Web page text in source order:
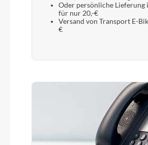
Oder persönliche Lieferung
für nur 20,-€
Versand von Transport E-
€